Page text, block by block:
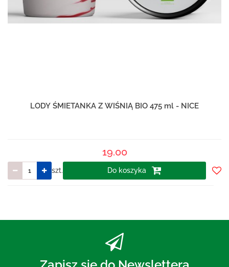
LODY ŚMIETANKA Z WIŚNIĄ BIO 475 ml - NICE
19.00
szt. Do koszyka